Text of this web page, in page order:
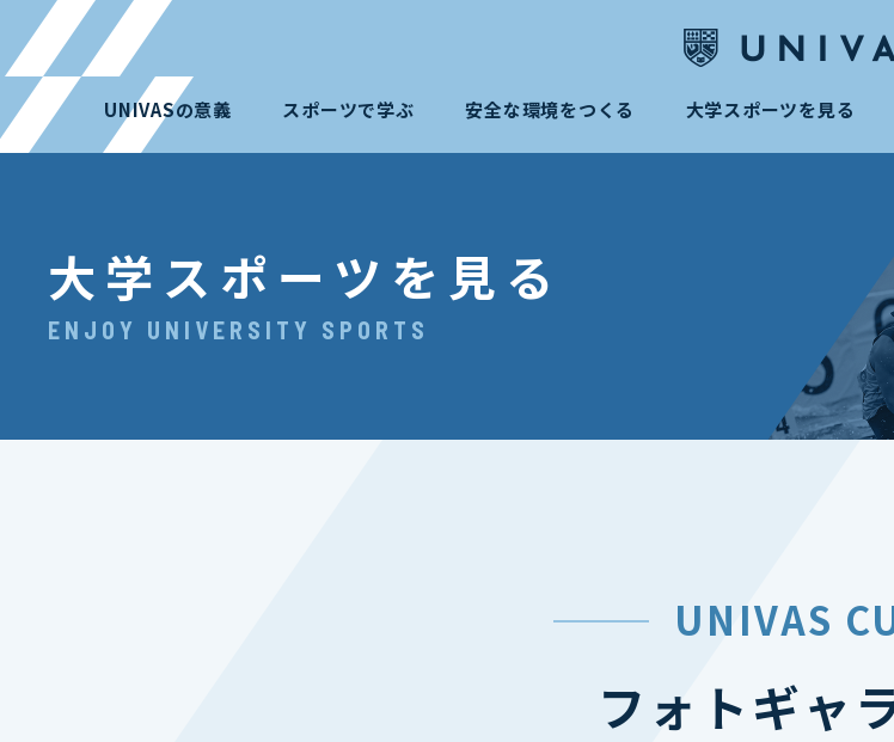
UNIVASの意義 スポーツで学ぶ 安全な環境をつくる 大学スポーツを見る
大学スポーツを見る
ENJOY UNIVERSITY SPORTS
UNIVAS
フォトギャ